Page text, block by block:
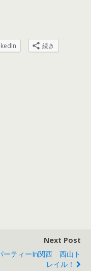
続き
Next Post
ーティーin関西 西山ト
レイル！